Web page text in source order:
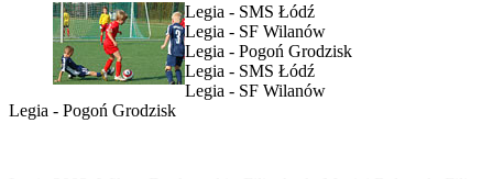
Legia - SMS Łódź
Legia - SF Wilanów
Legia - Pogoń Grodzisk
Legia - SMS Łódź
Legia - SF Wilanów
Legia - Pogoń Grodzisk